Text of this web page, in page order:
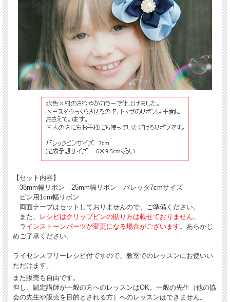
【セット内容】
38mm幅リボン 25mm幅リボン バレッタ7cmサイズ
ピン用1cm幅リボン
両面テープはセットしておりませんので、ご準備ください。
また、
レシピはクリップピンの貼り方は載せておりません。
ラ インストーンパーツが変更になる場合がございます。 あらかじ
めご了承ください。
ライセンスフリーレシピ付ですので、教室でのレッスンにお使いい
ただけます。
また販売も自由です。
但し、認定講師が一般の方へのレッスンはOK。一般の先生（他の協
会の先生や販売を目的とされる方）へのレッスンはできません。